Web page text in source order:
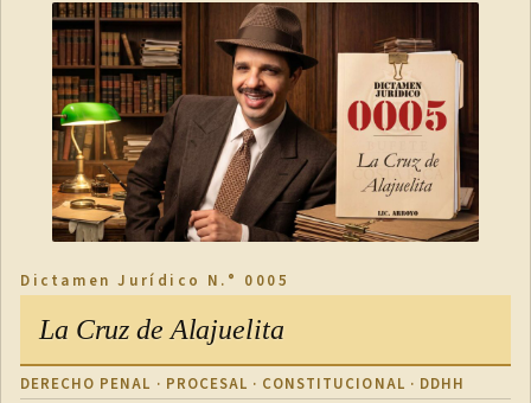
Dictamen Jurídico N.° 0005
La Cruz de Alajuelita
DERECHO PENAL · PROCESAL · CONSTITUCIONAL · DDHH